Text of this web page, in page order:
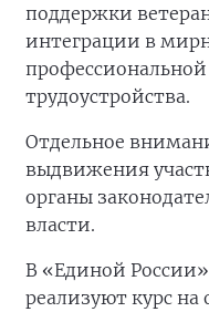
поддержки
интеграции в
трудоустройства.
Отдельное
выдвижения
органы
власти.
В «Единой
реализуют курс на